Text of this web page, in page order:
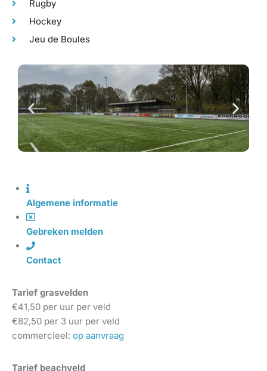
Rugby
Hockey
Jeu de Boules
Algemene informatie
Gebreken melden
Contact
Tarief grasvelden
€41,50 per uur per veld
€82,50 per 3 uur per veld
commercieel: op aanvraag
Tarief beachveld